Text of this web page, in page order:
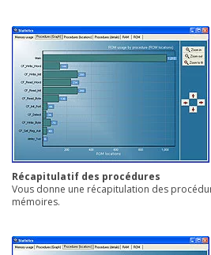
Récapitulatif des procédures
Vous donne une récapitulation des
mémoires.